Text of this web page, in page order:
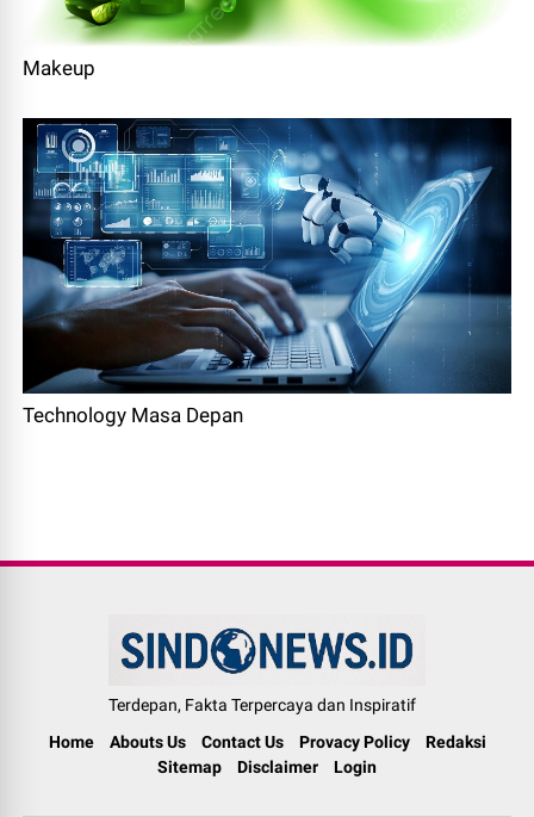
Makeup
Technology Masa Depan
Terdepan, Fakta Terpercaya dan Inspiratif
Home
Abouts Us Contact Us Provacy Policy
Redaksi
Sitemap
Disclaimer Login